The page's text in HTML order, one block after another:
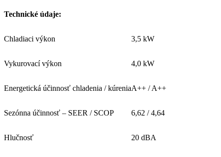
Technické údaje:
Chladiaci výkon 3,5 kW
Vykurovací výkon 4,0 kW
Energetická účinnosť chladenia / kúreniaA++ / A++
Sezónna účinnosť – SEER / SCOP 6,62 / 4,64
Hlučnosť 20 dBA